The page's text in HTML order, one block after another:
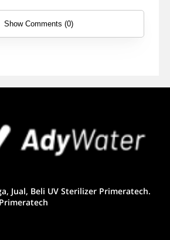
Show Comments (0)
Jual, Beli UV Sterilizer Primeratech.